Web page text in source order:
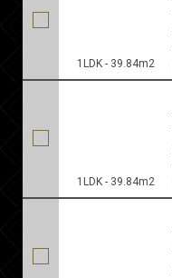
1LDK - 39.84m2
1LDK - 39.84m2